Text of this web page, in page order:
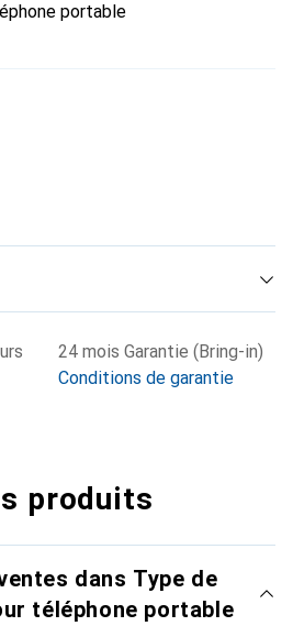
portable
24 mois Garantie (Bring-in)
Conditions de garantie
produits
dans Type de
téléphone portable